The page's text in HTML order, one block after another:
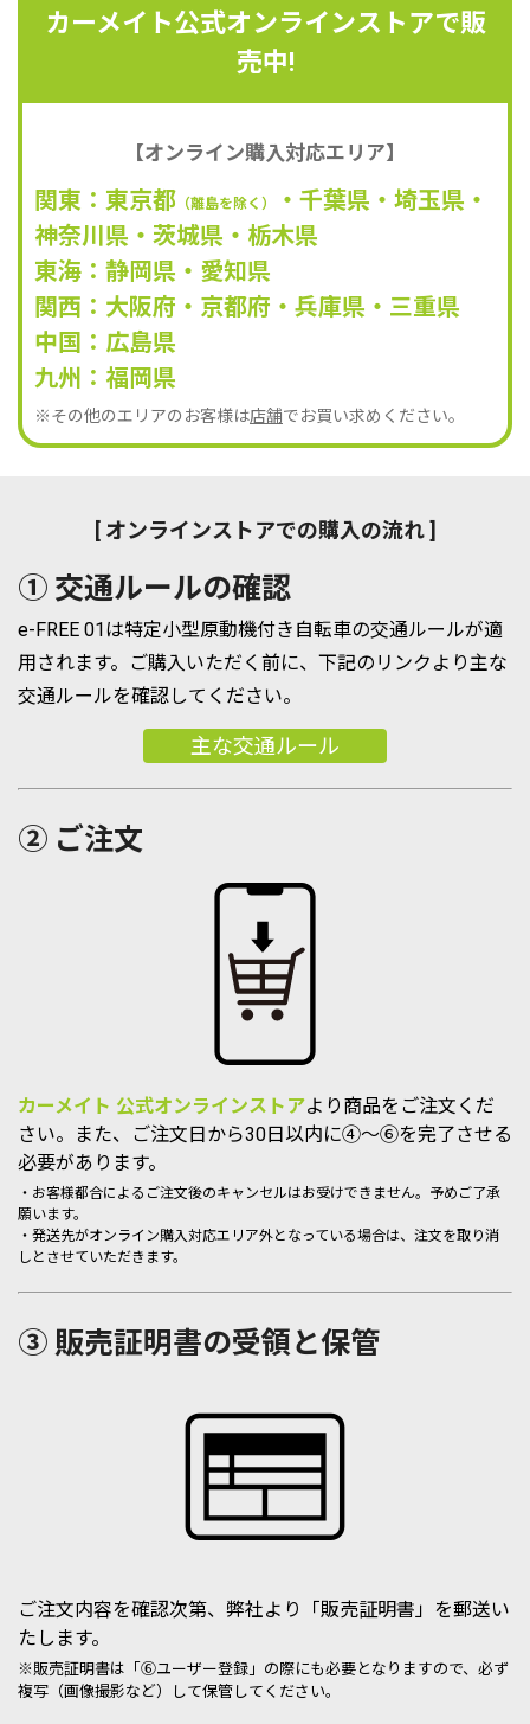
カーメイト公式オンラインストアで販
売中!
【オンライン購入対応エリア】
関東：東京都 （離島を除く）
・千葉県・埼玉県・
神奈川県・茨城県・栃木県
東海：静岡県・愛知県
関西：大阪府・京都府・兵庫県・三重県
中国：広島県
九州：福岡県
※その他のエリアのお客様は店舗でお買い求めください。
[ オンラインストアでの購入の流れ ]
① 交通ルールの確認
e-FREE 01は特定小型原動機付き自転車の交通ルールが適
用されます。ご購入いただく前に、下記のリンクより主な
交通ルールを確認してください。
主な交通ルール
② ご注文
カーメイト 公式オンラインストアより商品をご注文くだ
さい。また、ご注文日から30日以内に④～⑥を完了させる
必要があります。
・お客様都合によるご注文後のキャンセルはお受けできません。予めご了承
願います。
・発送先がオンライン購入対応エリア外となっている場合は、注文を取り消
しとさせていただきます。
③ 販売証明書の受領と保管
ご注文内容を確認次第、弊社より「販売証明書」を郵送い
たします。
※販売証明書は「⑥ユーザー登録」の際にも必要となりますので、必ず
複写（画像撮影など）して保管してください。​